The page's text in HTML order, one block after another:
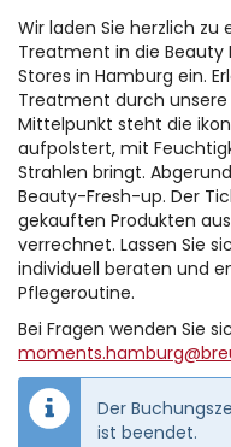
Wir laden Sie herzlich
Treatment in die Beauty
Stores in Hamburg ein.
Treatment durch unsere
Mittelpunkt steht die
aufpolstert, mit
Strahlen bringt.
Beauty-Fresh-up. Der
gekauften Produkten
verrechnet. Lassen Sie
individuell beraten und
Pflegeroutine.
Bei Fragen wenden Sie
Der
ist beendet.